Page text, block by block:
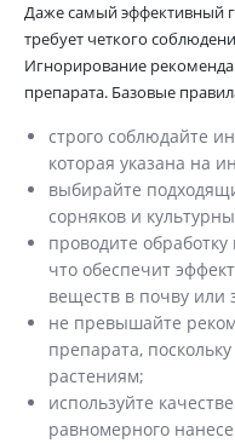
Даже самый эффективный
требует четкого
Игнорирование
препарата. Базовые
строго соблюдайте
которая указана на
выбирайте
сорняков и
проводите
что обеспечит
веществ в почву или
не превышайте
препарата,
растениям;
используйте
равномерного